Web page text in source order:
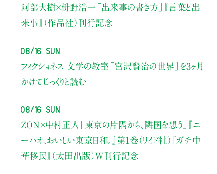
阿部大樹×枡野浩一 「出来事の書き方」
『言葉と出
来事』（作品社）刊行記念
08/16 Sun
フィクショネス 文学の教室 「宮沢賢治の世界」を3ヶ月
かけてじっくりと読む
08/16 Sun
ZON×中村正人 「東京の片隅から、隣国を想う」
『ニ
ーハオ、おいしい東京日和。』第1巻（リイド社） 『ガチ中
華移民』（太田出版）W刊行記念